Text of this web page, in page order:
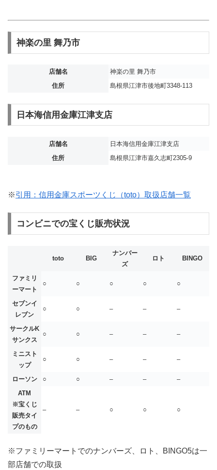
神楽の里 舞乃市
店舗名
神楽の里 舞乃市
住所
島根県江津市後地町3348-113
日本海信用金庫江津支店
店舗名
日本海信用金庫江津支店
住所
島根県江津市嘉久志町2305-9
※引用：信用金庫スポーツくじ（toto）取扱店舗一覧
コンビニでの宝くじ販売状況
toto BIG
ナンバー
ズ
ロト BINGO
ファミリ
ーマート
○ ○ ○ ○ ○
セブンイ
レブン
○ ○ – – –
サークルK
サンクス
○ ○ – – –
ミニスト
ップ
○ ○ – – –
ローソン ○ ○ – –
–
ATM
※宝くじ
販売タイ
プのもの
– – ○ ○ ○
※ファミリーマートでのナンバーズ、ロト、BINGO5は一
部店舗での取扱